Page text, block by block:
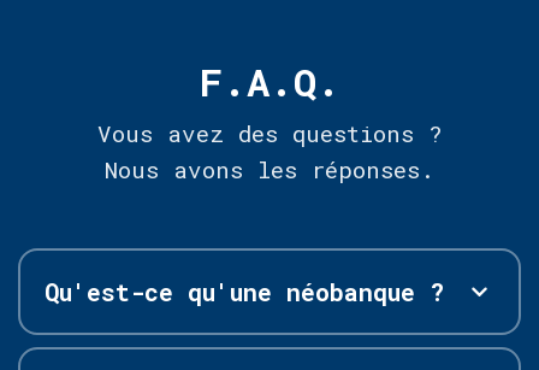
F.A.Q.
Vous avez des questions ?
Nous avons les réponses.
Qu'est-ce qu'une néobanque ?